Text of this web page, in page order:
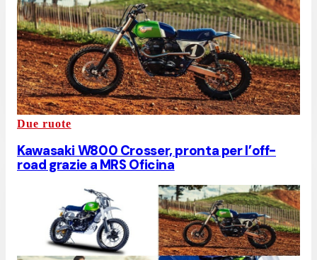
Due ruote
Kawasaki W800 Crosser, pronta per l’off-
road grazie a MRS Oficina